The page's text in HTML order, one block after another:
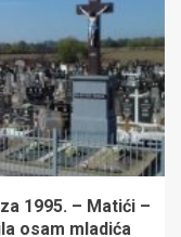
1995. – Matići –
osam mladića